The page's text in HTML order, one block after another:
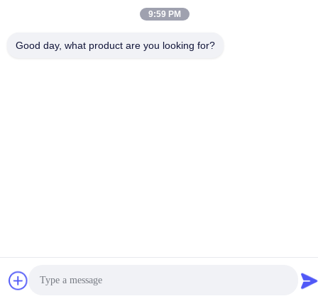
9:59 PM
Good day, what product are you looking for?